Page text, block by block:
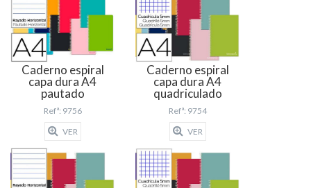
Caderno espiral
capa dura A4
pautado
Refª: 9756
VER
Caderno espiral
capa dura A4
quadriculado
Refª: 9754
VER